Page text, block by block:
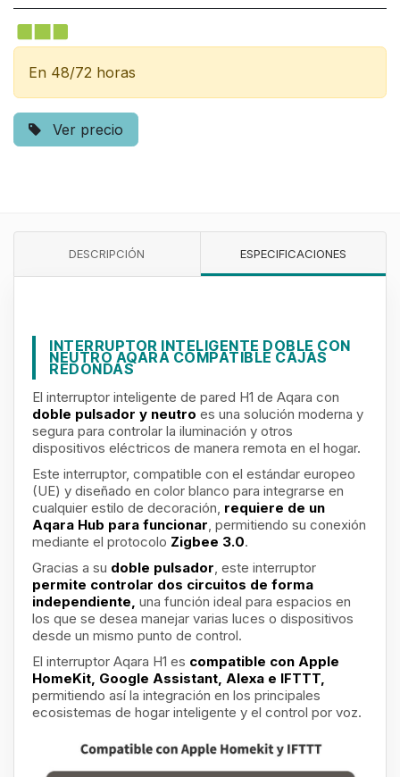
En 48/72 horas
Ver precio
DESCRIPCIÓN ESPECIFICACIONES
INTERRUPTOR INTELIGENTE DOBLE CON
NEUTRO AQARA COMPATIBLE CAJAS
REDONDAS
El interruptor inteligente de pared H1 de Aqara con
doble pulsador y neutro es una solución moderna y
segura para controlar la iluminación y otros
dispositivos eléctricos de manera remota en el hogar.
Este interruptor, compatible con el estándar europeo
(UE) y diseñado en color blanco para integrarse en
cualquier estilo de decoración, requiere de un
Aqara Hub para funcionar, permitiendo su conexión
mediante el protocolo Zigbee 3.0.
Gracias a su doble pulsador, este interruptor
permite controlar dos circuitos de forma
independiente, una función ideal para espacios en
los que se desea manejar varias luces o dispositivos
desde un mismo punto de control.
El interruptor Aqara H1 es compatible con Apple
HomeKit, Google Assistant, Alexa e IFTTT,
permitiendo así la integración en los principales
ecosistemas de hogar inteligente y el control por voz.